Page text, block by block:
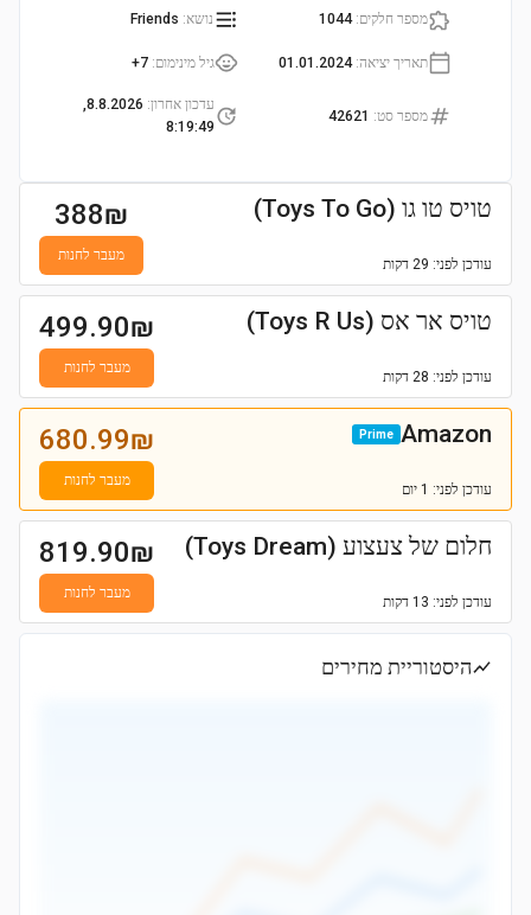
מספר חלקים:
1044 נושא:
Friends
תאריך יציאה:
01.01.2024 גיל מינימום:
7+
מספר סט:
42621
עדכון אחרון:
8.8.2026,
8:19:49
טויס טו גו (Toys To Go)
עודכן לפני: 29 דקות
388₪
מעבר לחנות
טויס אר אס (Toys R Us)
עודכן לפני: 28 דקות
499.90₪
מעבר לחנות
Amazon
Prime
עודכן לפני: 1 יום
680.99₪
מעבר לחנות
חלום של צעצוע (Toys Dream)
עודכן לפני: 13 דקות
819.90₪
מעבר לחנות
היסטוריית מחירים